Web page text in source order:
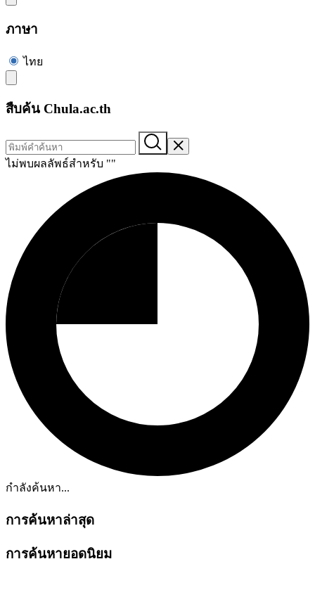
ภาษา
ไทย
สืบค้น Chula.ac.th
ไม่พบผลลัพธ์สำหรับ ""
กำลังค้นหา...
การค้นหาล่าสุด
การค้นหายอดนิยม